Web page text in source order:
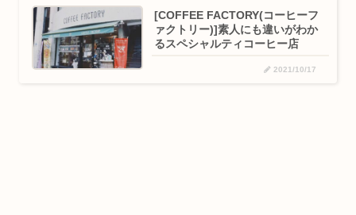
[COFFEE FACTORY(コーヒーフ
ァクトリー)]素人にも違いがわか
るスペシャルティコーヒー店
2021/10/17